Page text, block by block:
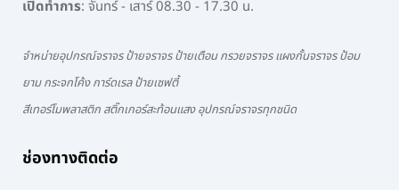
เปิดทำการ: จันทร์ - เสาร์ 08.30 - 17.30 น.
จำหน่ายอุปกรณ์จราจร ป้ายจราจร ป้ายเตือน กรวยจราจร แผงกั้นจราจร ป้อม
ยาม กระจกโค้ง การ์ดเรล ป้ายเซฟตี้
สีเทอร์โมพลาสติก สติ๊กเกอร์สะท้อนแสง อุปกรณ์จราจรทุกชนิด
ช่องทางติดต่อ